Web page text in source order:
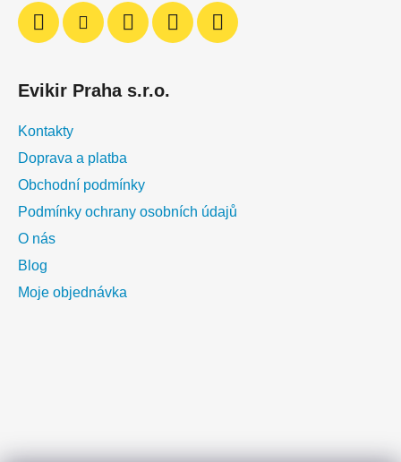
Evikir Praha s.r.o.
Kontakty
Doprava a platba
Obchodní podmínky
Podmínky ochrany osobních údajů
O nás
Blog
Moje objednávka